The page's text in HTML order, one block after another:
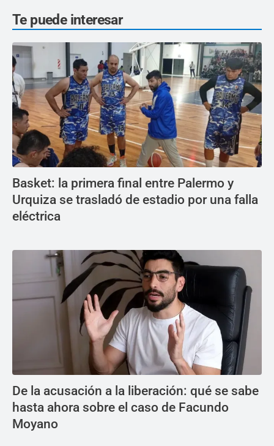
Te puede interesar
Basket: la primera final entre Palermo y
Urquiza se trasladó de estadio por una falla
eléctrica
De la acusación a la liberación: qué se sabe
hasta ahora sobre el caso de Facundo
Moyano